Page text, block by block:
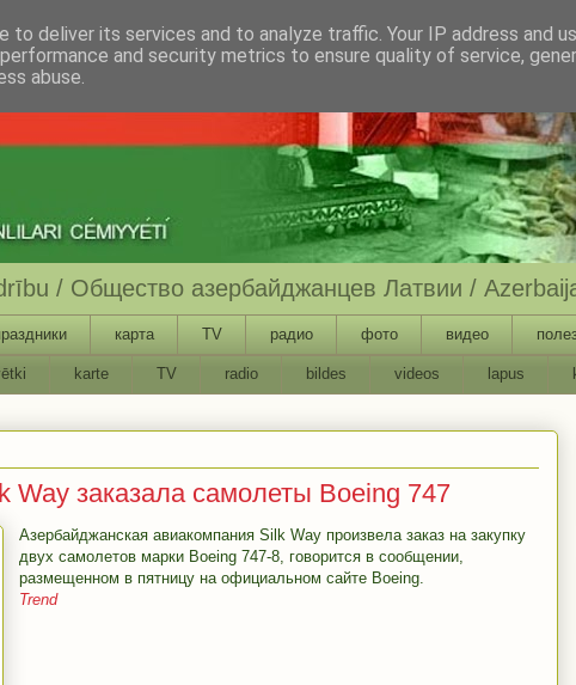
/ Общество азербайджанцев Латвии /
карта TV радио фото видео
karte TV radio bildes videos lapus
Way заказала самолеты Boeing 747
Азербайджанская авиакомпания Silk Way произвела заказ на закупку
двух самолетов марки Boeing 747-8, говорится в сообщении,
размещенном в пятницу на официальном сайте Boeing.
Trend
to deliver its services and to analyze traffic. Your IP address and
and security metrics to ensure quality of service,
abuse.